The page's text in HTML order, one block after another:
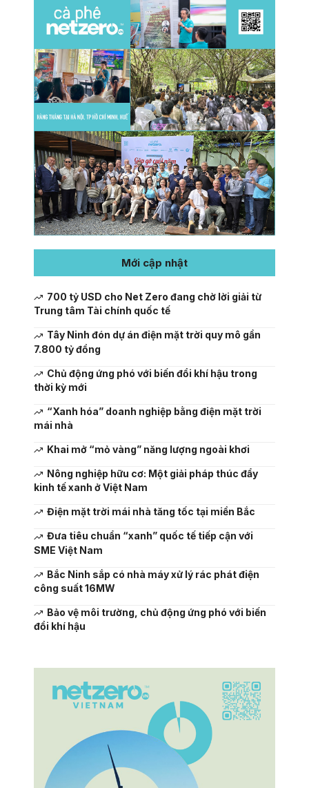
Mới cập nhật
700 tỷ USD cho Net Zero đang chờ lời giải từ
Trung tâm Tài chính quốc tế
Tây Ninh đón dự án điện mặt trời quy mô gần
7.800 tỷ đồng
Chủ động ứng phó với biến đổi khí hậu trong
thời kỳ mới
“Xanh hóa” doanh nghiệp bằng điện mặt trời
mái nhà
Khai mở “mỏ vàng” năng lượng ngoài khơi
Nông nghiệp hữu cơ: Một giải pháp thúc đẩy
kinh tế xanh ở Việt Nam
Điện mặt trời mái nhà tăng tốc tại miền Bắc
Đưa tiêu chuẩn “xanh” quốc tế tiếp cận với
SME Việt Nam
Bắc Ninh sắp có nhà máy xử lý rác phát điện
công suất 16MW
Bảo vệ môi trường, chủ động ứng phó với biến
đổi khí hậu